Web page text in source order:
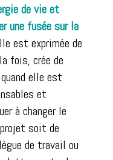
de vie et
une fusée sur la
est exprimée de
fois, crée de
elle est
et
à changer le
soit de
de travail ou